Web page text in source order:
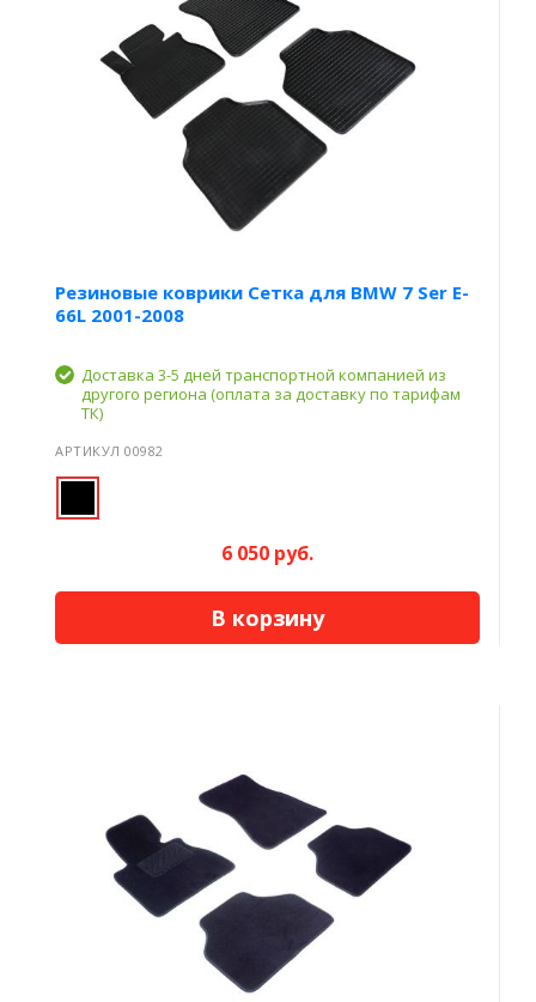
Резиновые коврики Сетка для BMW 7 Ser E-
66L 2001-2008
Доставка 3-5 дней транспортной компанией из
другого региона (оплата за доставку по тарифам
ТК)
АРТИКУЛ 00982
6 050 руб.
В корзину